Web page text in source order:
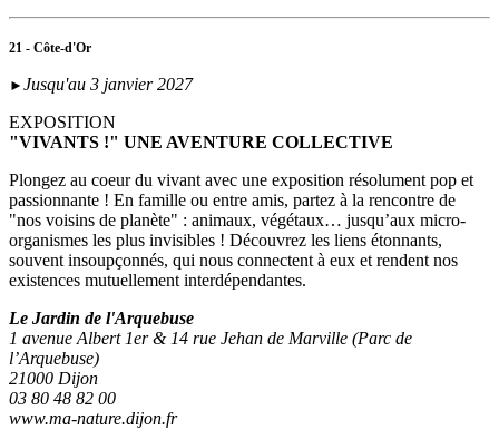
21 - Côte-d'Or
► Jusqu'au 3 janvier 2027
EXPOSITION
"VIVANTS !" UNE AVENTURE COLLECTIVE
Plongez au coeur du vivant avec une exposition résolument pop et
passionnante ! En famille ou entre amis, partez à la rencontre de
"nos voisins de planète" : animaux, végétaux… jusqu’aux micro-
organismes les plus invisibles ! Découvrez les liens étonnants,
souvent insoupçonnés, qui nous connectent à eux et rendent nos
existences mutuellement interdépendantes.
Le Jardin de l'Arquebuse
1 avenue Albert 1er & 14 rue Jehan de Marville (Parc de
l’Arquebuse)
21000 Dijon
03 80 48 82 00
www.ma-nature.dijon.fr